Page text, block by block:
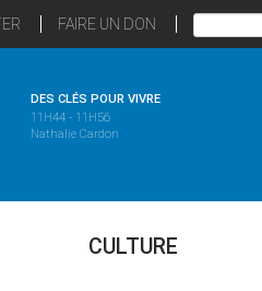
FAIRE UN DON
DES CLÉS POUR VIVRE
11H44 - 11H56
Nathalie Cardon
CULTURE